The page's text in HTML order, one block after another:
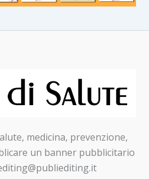
medicina, prevenzione,
un banner pubblicitario